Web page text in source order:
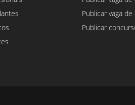
Publicar vaga
Publicar